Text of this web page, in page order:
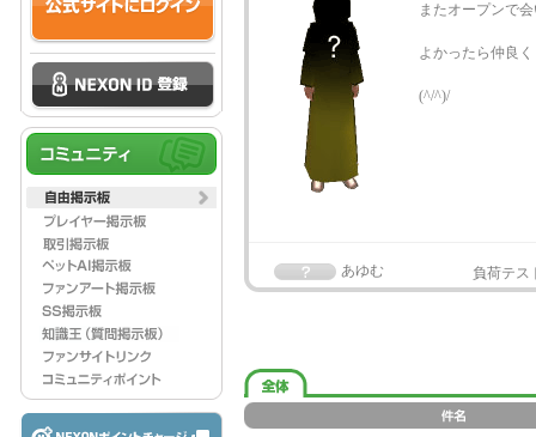
またオープンで
よかったら仲良
(^/^)/
あゆむ 負荷テス